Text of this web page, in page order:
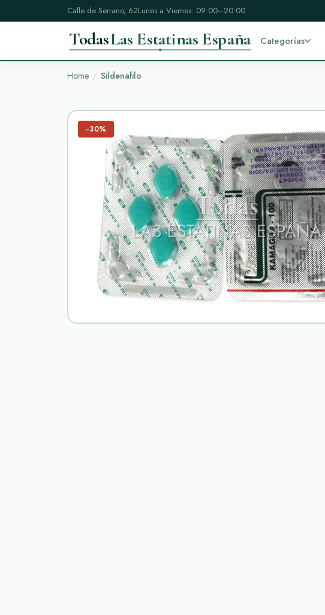
Calle de Serrano, 62Lunes a Viernes: 09:00–20:00
TodasLas Estatinas España Categorías
Home Sildenafilo
−30%